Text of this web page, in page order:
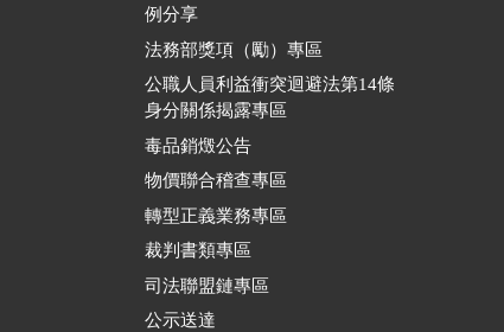
例分享
法務部獎項（勵）專區
公職人員利益衝突迴避法第14條
身分關係揭露專區
毒品銷燬公告
物價聯合稽查專區
轉型正義業務專區
裁判書類專區
司法聯盟鏈專區
公示送達